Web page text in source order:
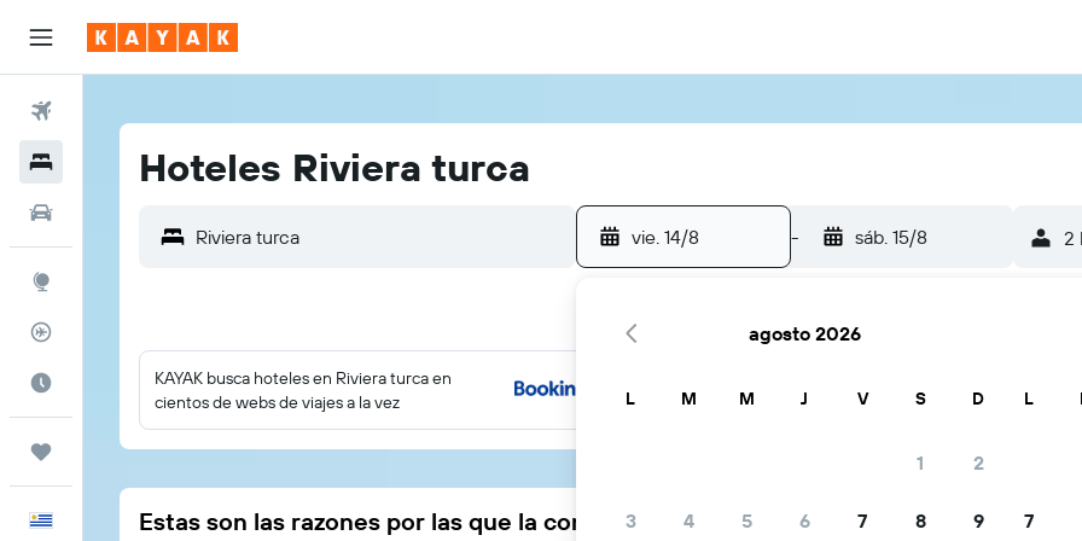
HotelesHoteles Riviera turca
vie. 14/8 - sáb. 15/8 2
KAYAK busca hoteles en Riviera turca en
cientos de webs de viajes a la vez
Estas son las razones por las que la comunidad viajera elige KAYAK
agosto 2026
L M M J V S D
1 2
3 4 5 6 7 8 9
L
7